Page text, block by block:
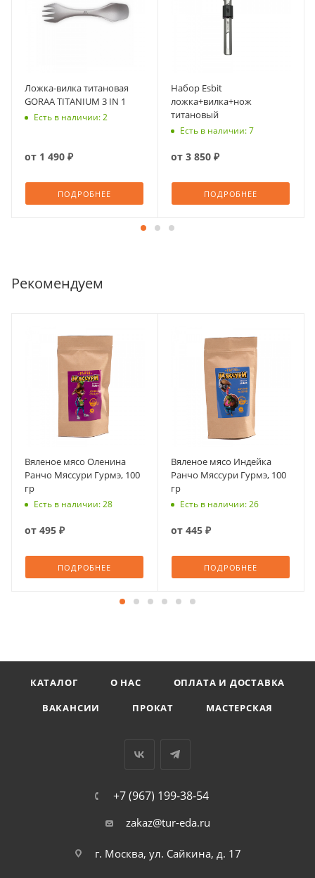
Ложка-вилка титановая
GORAA TITANIUM 3 IN 1
Есть в наличии: 2
от 1 490 ₽
ПОДРОБНЕЕ
Набор Esbit
ложка+вилка+нож
титановый
Есть в наличии: 7
от 3 850 ₽
ПОДРОБНЕЕ
Рекомендуем
Вяленое мясо Оленина
Ранчо Мяссури Гурмэ, 100
гр
Есть в наличии: 28
от 495 ₽
ПОДРОБНЕЕ
Вяленое мясо Индейка
Ранчо Мяссури Гурмэ, 100
гр
Есть в наличии: 26
от 445 ₽
ПОДРОБНЕЕ
КАТАЛОГ О НАС
ОПЛАТА И ДОСТАВКА
ВАКАНСИИ
ПРОКАТ МАСТЕРСКАЯ
+7 (967) 199-38-54
zakaz@tur-eda.ru
г. Москва, ул. Сайкина, д. 17